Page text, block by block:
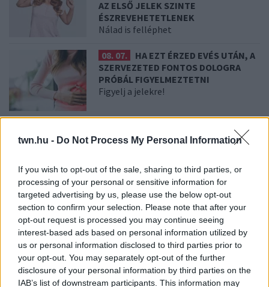
twn.hu - Do Not Process My Personal Information
If you wish to opt-out of the sale, sharing to third parties, or
processing of your personal or sensitive information for
targeted advertising by us, please use the below opt-out
section to confirm your selection. Please note that after your
opt-out request is processed you may continue seeing
interest-based ads based on personal information utilized by
us or personal information disclosed to third parties prior to
your opt-out. You may separately opt-out of the further
disclosure of your personal information by third parties on the
IAB’s list of downstream participants. This information may
AZ ELSŐ JELEK SZINTE
ÉSZREVEHETETLENEK
Nálad is felléphet
08. 07.
HA EZT ÉRZED EVÉS UTÁN, A
SZERVEZETED FONTOS DOLOGRA
PRÓBÁL FIGYELMEZTETNI
Figyelj a jelekre!
ORVOS FIGYELMEZTET: EZT
AZ APRÓ REGGELI TÜNETET NE
Fontos!
08. 05.
EZÉRT PÁRÁSODIK BE
ÁLLANDÓAN AZ ABLAK – EGYSZERŰBB
A MEGOLDÁS, MINT GONDOLNÁD
Villámgyors megoldás
08. 04.
NEM ECETTEL ÉS NEM SZÓDABIKARBÓNÁVAL: